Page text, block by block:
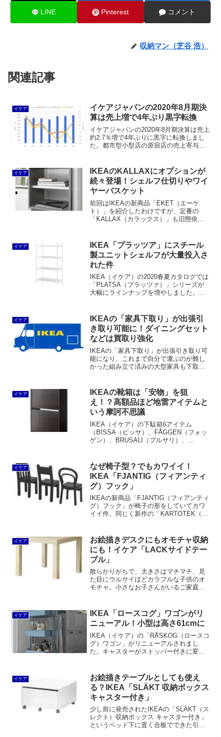
LINE Pinterest コメント
収納マン（芝谷 浩）
関連記事
イケア
イケアジャパンの2020年8月期決
算は売上増で4年ぶり黒字転換
イケアジャパンの2020年8月期決算は売上
約2.7％増で4年ぶりに黒字に転換しまし
た。都市型小型店の原宿店の売上寄与は
んから、コロナ禍によりおうち時間が増
えたことで需要が伸びた結果と考えられ
ます。
イケア
IKEAのKALLAXにオプションが
続々登場！シェルフ仕切りやワイ
ヤーバスケット
前回はIKEAの新商品「EKET（エーケ
ト）」を紹介したわけですが、定番の
「KALLAX（カラックス）」も旧態依然
ています。早速、店頭にて実物を確認し
て参りましたので...
イケア
IKEA「プラッツア」にスチール
製ユニットシェルフが大量投入さ
れた件
IKEA（イケア）の2020春夏カタログでは
「PLATSA（プラッツァ）」シリーズが
大幅にラインナップを増やしました。ス
スやベストーと比べて分かりにくかった
存在意義が明確になったと思います。無
印良品のスチールユニットシェルフと比
較しても組み合わせに独自性が感じられ
ます。
イケア
IKEAの「家具下取り」が出張引
き取り可能に！ダイニングセット
などは買取り強化
IKEAの「家具下取り」が出張引き取り可
能になり、これまで自分で運ぶのが難し
かった組み立て済みの大型家具も下取り
た固定還元率が適用されるようになり、
新しい家具ほど高価買取が期待できるよ
うになりました。
イケア
IKEAの靴箱は「安物」を狙
え！？高額品ほど地雷アイテムと
いう摩訶不思議
IKEA（イケア）の下駄箱6アイテム
（BISSA（ビッサ）、FÅGGEN（フォッ
ゲン）、BRUSALI（ブルサリ）、
価格が高くなるほど地雷アイテムだとい
うことです。
イケア
なぜ椅子型？でもカワイイ！
IKEA「FJANTIG（フィアンティ
グ）フック」
IKEAの新商品「FJANTIG（フィアンティ
グ）フック」が椅子の形をしていてカワ
イイ件。同じく新作の「KARTOTEK（カ
良いはずなのですが。
イケア
お絵描きデスクにもオモチャ収納
にも！イケア「LACKサイドテー
ブル」
散らかりがちで、大きさはマチマチ、見
た目にウルサイほどカラフルな子供のオ
モチャ。小さなお子さんがいるご家庭
オモチャは変わっていきます。基本的に
大きなモノからだんだんと小...
イケア
IKEA「ロースコグ」ワゴンがリ
ニューアル！小型は高さ61cmに
IKEA（イケア）の「RÅSKOG（ロースコ
グ）ワゴン」がリニューアルされまし
た。キャスターがストッパー付きに変更
変更点です。また、ロースフルトがロー
スフルトのスモールサイズに改名され、
高さが61cmになりました。
イケア
お絵描きテーブルとしても使え
る？IKEA「SLÄKT 収納ボックス
キャスター付き」
少し前に発売されたIKEAの「SLÄKT（ス
レクト）収納ボックス キャスター付き」
というベッド下に置く合板でできた引出